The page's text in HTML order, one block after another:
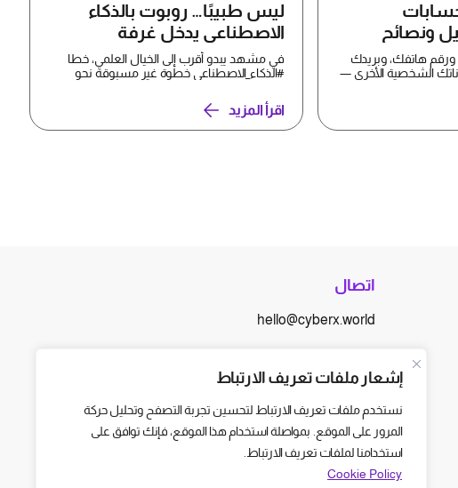
إشعار ملفات تعريف الارتباط
نستخدم ملفات تعريف الارتباط لتحسين تجربة التصفح وتحليل حركة
المرور على الموقع. بمواصلة استخدام هذا الموقع، فإنك توافق على
استخدامنا لملفات تعريف الارتباط.
Cookie Policy
ونصائح
هاتفك، وبريدك
الشخصية الأخرى —
ليس طبيبًا… روبوت بالذكاء
الاصطناعي يدخل غرفة
العمليات
في مشهد يبدو أقرب إلى الخيال العلمي، خطا
#الذكاء_الاصطناعي خطوة غير مسبوقة نحو
اقرأ المزيد
اتصال
hello@cyberx.world